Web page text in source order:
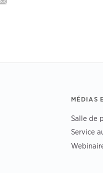
MÉDIAS
Salle de
Service